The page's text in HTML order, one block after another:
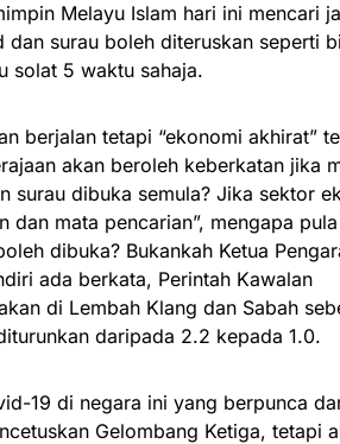
Melayu Islam hari ini mencari
surau boleh diteruskan seperti
solat 5 waktu sahaja.
berjalan tetapi “ekonomi akhirat”
akan beroleh keberkatan jika
surau dibuka semula? Jika sektor
mata pencarian”, mengapa
dibuka? Bukankah Ketua
ada berkata, Perintah Kawalan
di Lembah Klang dan Sabah
daripada 2.2 kepada 1.0.
19 di negara ini yang berpunca
Gelombang Ketiga, tetapi